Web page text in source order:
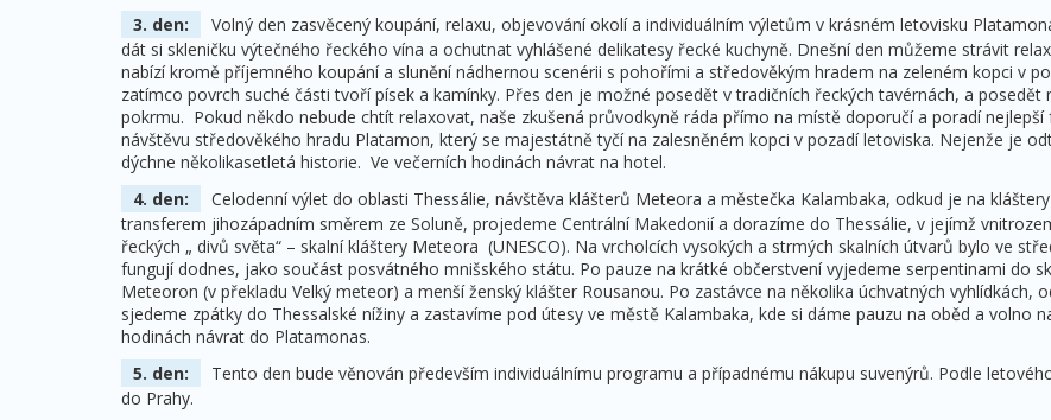
3. den:
Volný den zasvěcený koupání, relaxu, objevování okolí a individuálním výletům v krásném letovisku
dát si skleničku výtečného řeckého vína a ochutnat vyhlášené delikatesy řecké kuchyně. Dnešní den můžeme strávit
nabízí kromě příjemného koupání a slunění nádhernou scenérii s pohořími a středověkým hradem na zeleném kopci v
zatímco povrch suché části tvoří písek a kamínky. Přes den je možné posedět v tradičních řeckých tavérnách, a
pokrmu. Pokud někdo nebude chtít relaxovat, naše zkušená průvodkyně ráda přímo na místě doporučí a poradí
návštěvu středověkého hradu Platamon, který se majestátně tyčí na zalesněném kopci v pozadí letoviska. Nejenže je
dýchne několikasetletá historie. Ve večerních hodinách návrat na hotel.
4. den:
Celodenní výlet do oblasti Thessálie, návštěva klášterů Meteora a městečka Kalambaka, odkud je na
transferem jihozápadním směrem ze Soluně, projedeme Centrální Makedonií a dorazíme do Thessálie, v jejímž
řeckých „ divů světa“ – skalní kláštery Meteora (UNESCO). Na vrcholcích vysokých a strmých skalních útvarů bylo ve
fungují dodnes, jako součást posvátného mnišského státu. Po pauze na krátké občerstvení vyjedeme serpentinami do
Meteoron (v překladu Velký meteor) a menší ženský klášter Rousanou. Po zastávce na několika úchvatných vyhlídkách,
sjedeme zpátky do Thessalské nížiny a zastavíme pod útesy ve městě Kalambaka, kde si dáme pauzu na oběd a volno
hodinách návrat do Platamonas.
5. den:
Tento den bude věnován především individuálnímu programu a případnému nákupu suvenýrů. Podle
do Prahy.